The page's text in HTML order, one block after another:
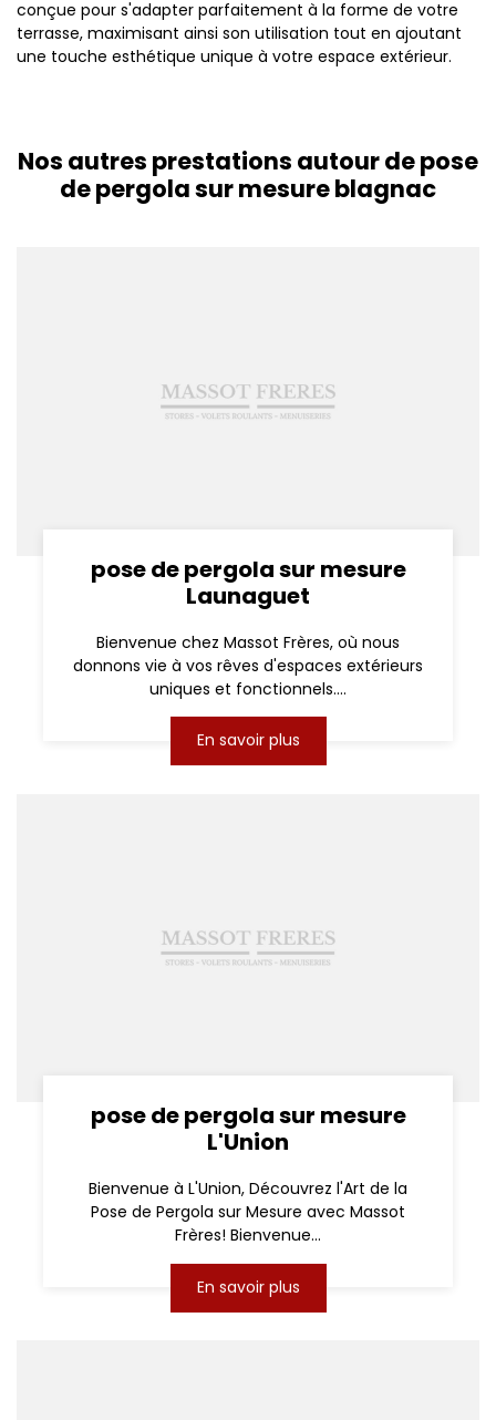
conçue pour s'adapter parfaitement à la forme de votre
terrasse, maximisant ainsi son utilisation tout en ajoutant
une touche esthétique unique à votre espace extérieur.
Nos autres prestations autour de pose
de pergola sur mesure blagnac
pose de pergola sur mesure
Launaguet
Bienvenue chez Massot Frères, où nous
donnons vie à vos rêves d'espaces extérieurs
uniques et fonctionnels....
En savoir plus
pose de pergola sur mesure
L'Union
Bienvenue à L'Union, Découvrez l'Art de la
Pose de Pergola sur Mesure avec Massot
Frères! Bienvenue...
En savoir plus